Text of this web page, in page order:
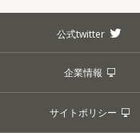
公式twitter
企業情報
サイトポリシー